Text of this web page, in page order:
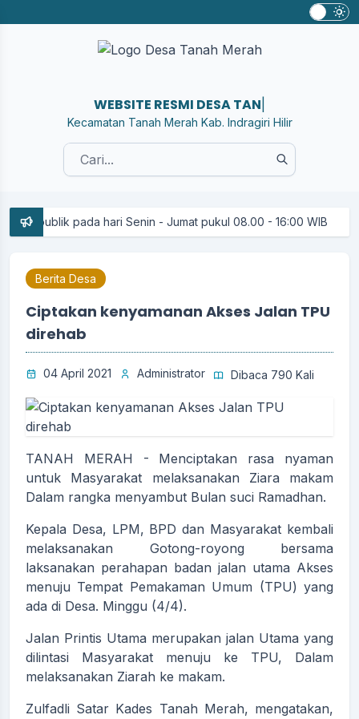
WEBSITE RESMI DESA TANAH ME
Kecamatan Tanah Merah Kab. Indragiri Hilir
pada hari Senin - Jumat pukul 08.00 - 16:00 WIB
Berita Desa
Ciptakan kenyamanan Akses Jalan TPU
direhab
04 April 2021 Administrator Dibaca 790 Kali
TANAH MERAH - Menciptakan rasa nyaman
untuk Masyarakat melaksanakan Ziara makam
Dalam rangka menyambut Bulan suci Ramadhan.
Kepala Desa, LPM, BPD dan Masyarakat kembali
melaksanakan Gotong-royong bersama
laksanakan perahapan badan jalan utama Akses
menuju Tempat Pemakaman Umum (TPU) yang
ada di Desa. Minggu (4/4).
Jalan Printis Utama merupakan jalan Utama yang
dilintasi Masyarakat menuju ke TPU, Dalam
melaksanakan Ziarah ke makam.
Zulfadli Satar Kades Tanah Merah, mengatakan,